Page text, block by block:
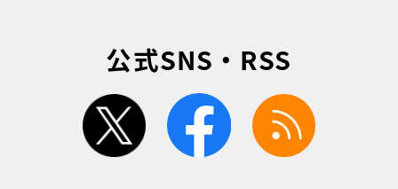
公式SNS・RSS
twitter facebook